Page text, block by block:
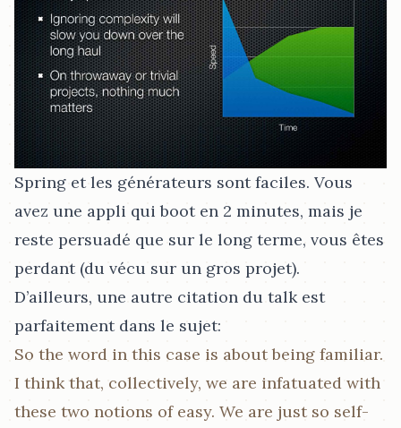
Spring et les générateurs sont faciles. Vous
avez une appli qui boot en 2 minutes, mais je
reste persuadé que sur le long terme, vous êtes
perdant (du vécu sur un gros projet).
D’ailleurs, une autre citation du talk est
parfaitement dans le sujet:
So the word in this case is about being familiar.
I think that, collectively, we are infatuated with
these two notions of easy. We are just so self-